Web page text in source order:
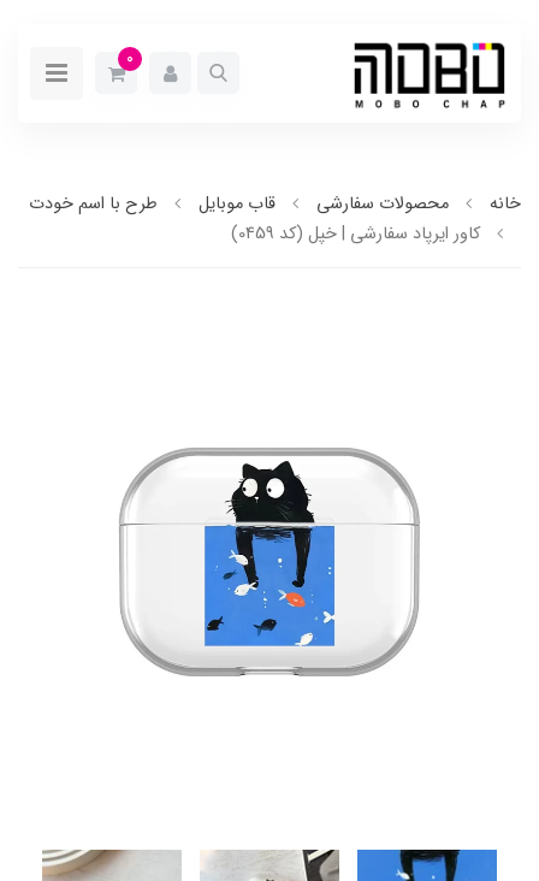
0
خانه محصولات سفارشی قاب موبایل
طرح با اسم خودت
کاور ایرپاد سفارشی | خپل (کد 0459)